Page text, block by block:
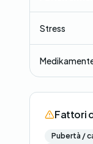
Stress
Fattori
Pubertà /